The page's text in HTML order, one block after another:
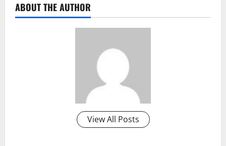
ABOUT THE AUTHOR
View All Posts